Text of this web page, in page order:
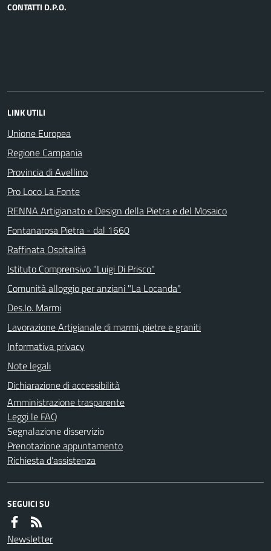
CONTATTI D.P.O.
LINK UTILI
Unione Europea
Regione Campania
Provincia di Avellino
Pro Loco La Fonte
RENNA Artigianato e Design della Pietra e del Mosaico
Fontanarosa Pietra - dal 1660
Raffinata Ospitalità
Istituto Comprensivo "Luigi Di Prisco"
Comunità alloggio per anziani "La Locanda"
Des.Io. Marmi
Lavorazione Artigianale di marmi, pietre e graniti
Informativa privacy
Note legali
Dichiarazione di accessibilità
Amministrazione trasparente
Leggi le FAQ
Segnalazione disservizio
Prenotazione appuntamento
Richiesta d'assistenza
SEGUICI SU
Newsletter